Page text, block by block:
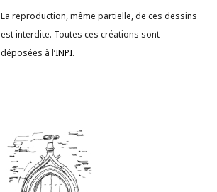
La reproduction, même partielle, de ces dessins
est interdite. Toutes ces créations sont
déposées à l’INPI.